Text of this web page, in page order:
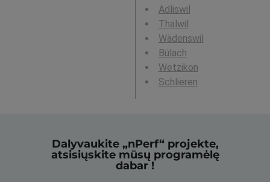
Adliswil
Thalwil
Wädenswil
Bülach
Wetzikon
Schlieren
Dalyvaukite „nPerf“ projekte,
atsisiųskite mūsų programėlę
dabar !